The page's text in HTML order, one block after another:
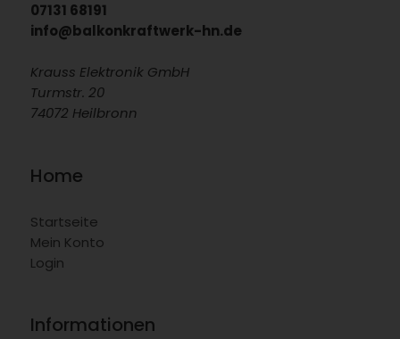
07131 68191
info@balkonkraftwerk-hn.de
Krauss Elektronik GmbH
Turmstr. 20
74072 Heilbronn
Home
Startseite
Mein Konto
Login
Informationen